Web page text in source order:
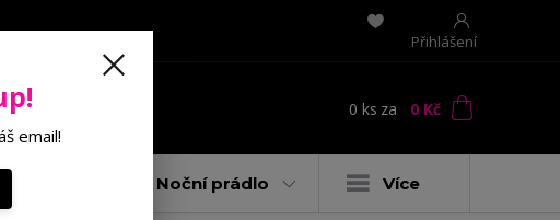
Přihlášení
Hledat 0 ks za 0 Kč
Noční prádlo Více
email!